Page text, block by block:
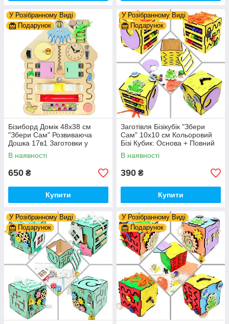
У Розібранному Виді
Подарунок
Бізиборд Домік 48x38 см
"Збери Сам" Розвиваюча
Дошка 17в1 Заготовки у
Разобранному вигляді +
Деталі та Фарба
В наявності
650 ₴
Купити
У Розібранному Виді
Подарунок
Заготівля Бізікубік "Збери
Сам" 10х10 см Кольоровий
Бізі Кубик: Основа + Повний
Комплект (в Розібраному
Виді) Кубік Бізи, Жовтий
В наявності
390 ₴
Купити
У Розібранному Виді
Подарунок
У Розібранному Виді
Подарунок